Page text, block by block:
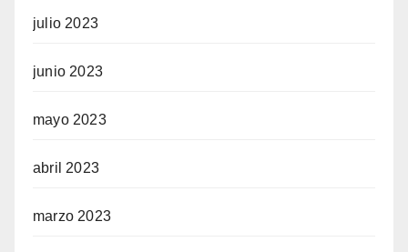
julio 2023
junio 2023
mayo 2023
abril 2023
marzo 2023